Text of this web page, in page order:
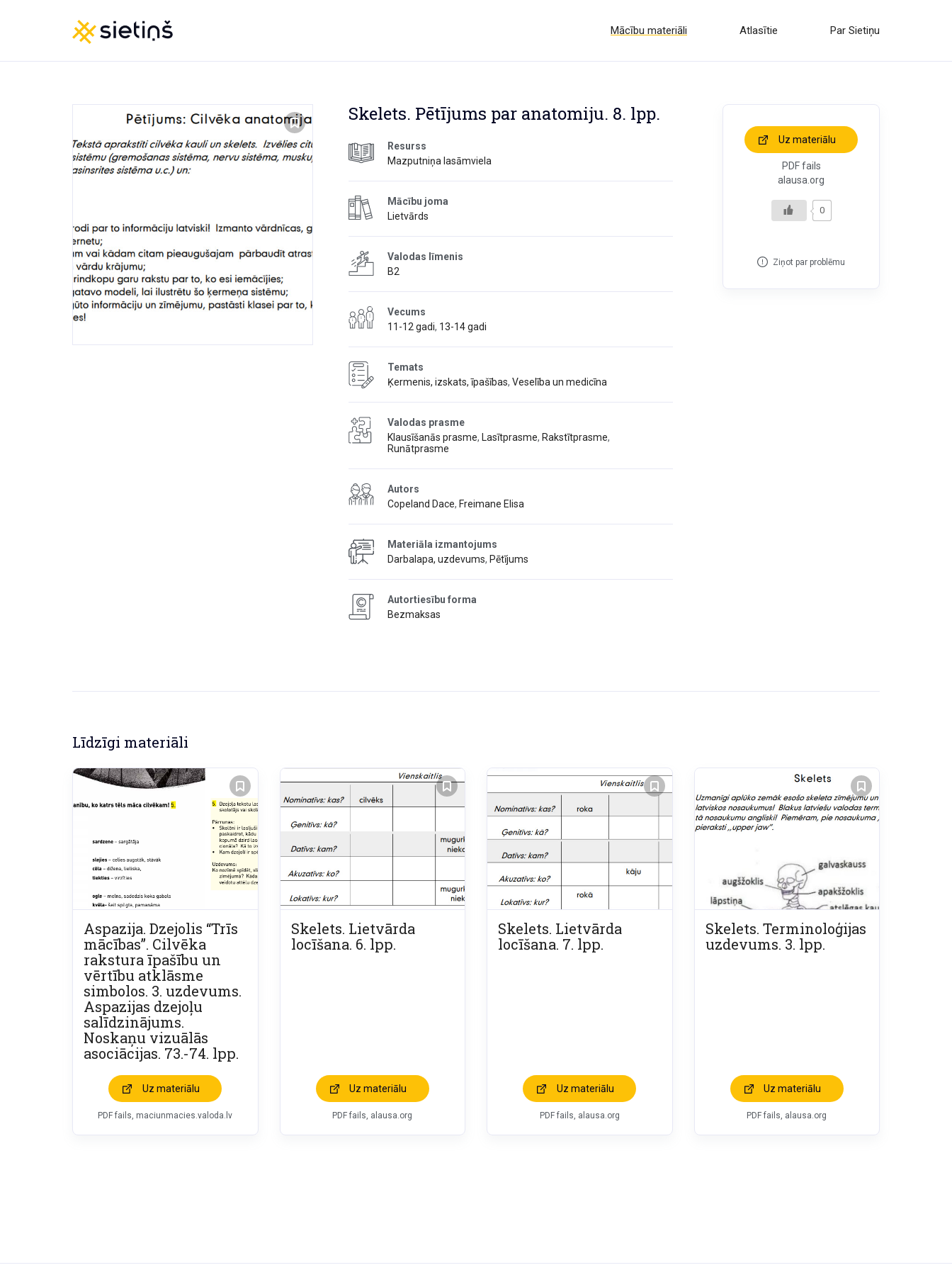
Mācību materiāli Atlasītie Par Sietiņu
Skelets. Pētījums par anatomiju. 8. lpp.
Resurss
Mazputniņa lasāmviela
Mācību joma
Lietvārds
Valodas līmenis
B2
Vecums
11-12 gadi, 13-14 gadi
Temats
Ķermenis, izskats, īpašības, Veselība un medicīna
Valodas prasme
Klausīšanās prasme, Lasītprasme, Rakstītprasme,
Runātprasme
Autors
Copeland Dace, Freimane Elisa
Materiāla izmantojums
Darbalapa, uzdevums, Pētījums
Autortiesību forma
Bezmaksas
Uz materiālu
PDF fails
alausa.org
0
Ziņot par problēmu
Līdzīgi materiāli
Aspazija. Dzejolis “Trīs
mācības”. Cilvēka
rakstura īpašību un
vērtību atklāsme
simbolos. 3. uzdevums.
Aspazijas dzejoļu
salīdzinājums.
Noskaņu vizuālās
asociācijas. 73.-74. lpp.
Uz materiālu
PDF fails, maciunmacies.valoda.lv
Skelets. Lietvārda
locīšana. 6. lpp.
Uz materiālu
PDF fails, alausa.org
Skelets. Lietvārda
locīšana. 7. lpp.
Uz materiālu
PDF fails, alausa.org
Skelets. Terminoloģijas
uzdevums. 3. lpp.
Uz materiālu
PDF fails, alausa.org